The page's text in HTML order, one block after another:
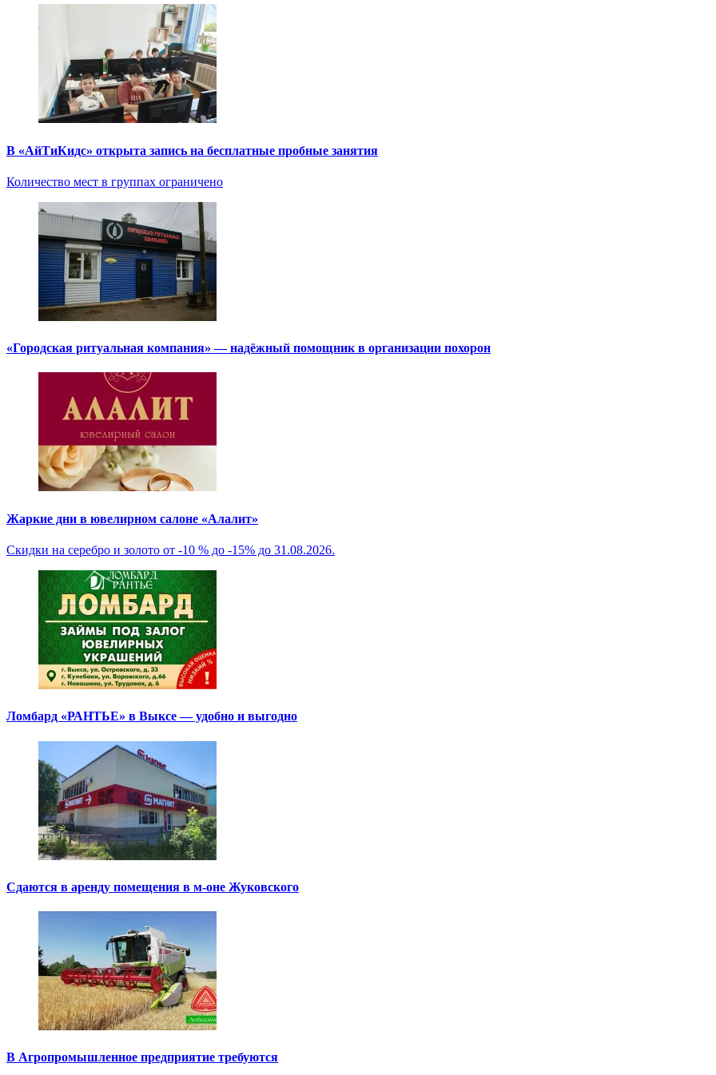
В «АйТиКидс» открыта запись на бесплатные пробные занятия
Количество мест в группах ограничено
«Городская ритуальная компания» — надёжный помощник в организации похорон
Жаркие дни в ювелирном салоне «Алалит»
Скидки на серебро и золото от -10 % до -15% до 31.08.2026.
Ломбард «РАНТЬЕ» в Выксе — удобно и выгодно
Сдаются в аренду помещения в м-оне Жуковского
В Агропромышленное предприятие требуются